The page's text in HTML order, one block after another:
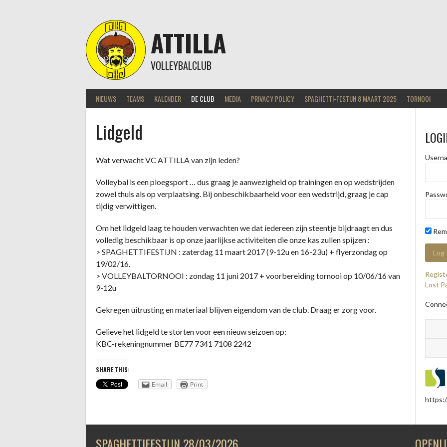
ATTILLA
VOLLEYBALCLUB
NIEUWS TEAMS KALENDER DE CLUB MEDIA PRIVACY POLICY SPAGHETTI-FESTIJN 8 MAART 2025 TORNOOI
Lidgeld
Wat verwacht VC ATTILLA van zijn leden?
Volleybal is een ploegsport … dus graag je aanwezigheid op trainingen en op wedstrijden
zowel thuis als op verplaatsing. Bij onbeschikbaarheid voor een wedstrijd, graag je cap
tijdig verwittigen.
Om het lidgeld laag te houden verwachten we dat iedereen zijn steentje bijdraagt en dus
volledig beschikbaar is op onze jaarlijkse activiteiten die onze kas zullen spijzen :
> SPAGHETTIFESTIJN : zaterdag 11 maart 2017 (9-12u en 16-23u) + flyerzondag op
19/02/16.
> VOLLEYBALTORNOOI : zondag 11 juni 2017 + voorbereiding tornooi op 10/06/16 van
9-12u
Gekregen uitrusting en materiaal blijven eigendom van de club. Draag er zorg voor.
Gelieve het lidgeld te storten voor een nieuw seizoen op:
KBC-rekeningnummer BE77 7341 7108 2242
SHARE THIS:
Email
Print
Lost
SPAGHETTIFESTIJN 28/03/2026